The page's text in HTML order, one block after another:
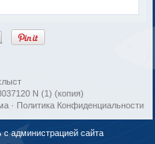
N (1) (копия)
Политика Конфиденциальности
·
с администрацией сайта